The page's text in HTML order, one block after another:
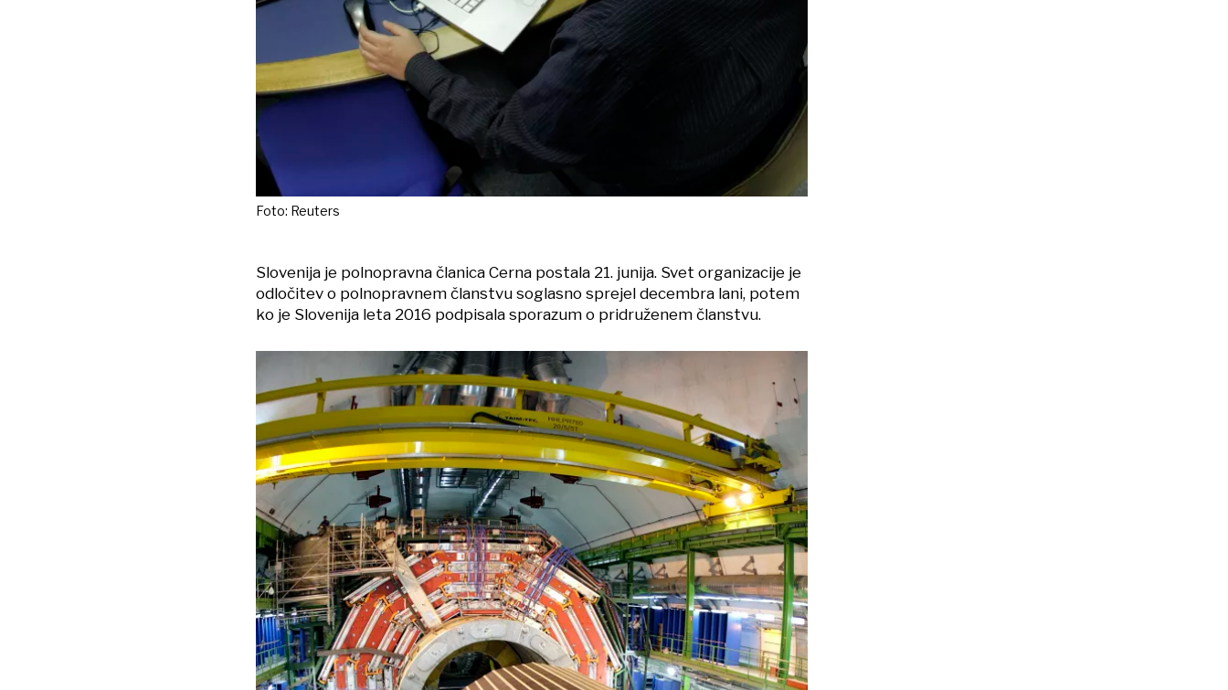
Foto: Reuters
Slovenija je polnopravna članica Cerna postala 21. junija. Svet organizacije je
odločitev o polnopravnem članstvu soglasno sprejel decembra lani, potem
ko je Slovenija leta 2016 podpisala sporazum o pridruženem članstvu.